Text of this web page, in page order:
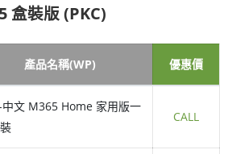
裝版 (PKC)
產品名稱(WP) 優惠價
中文 M365 Home 家用版一
CALL